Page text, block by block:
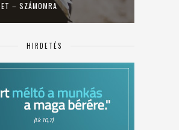
– SZÁMOMRA
HIRDETÉS